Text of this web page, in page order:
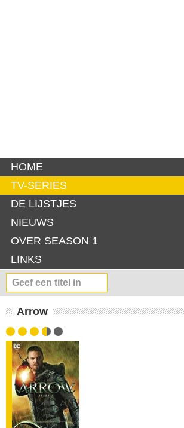
HOME
TV-SERIES
DE LIJSTJES
NIEUWS
OVER SEASON 1
LINKS
Arrow